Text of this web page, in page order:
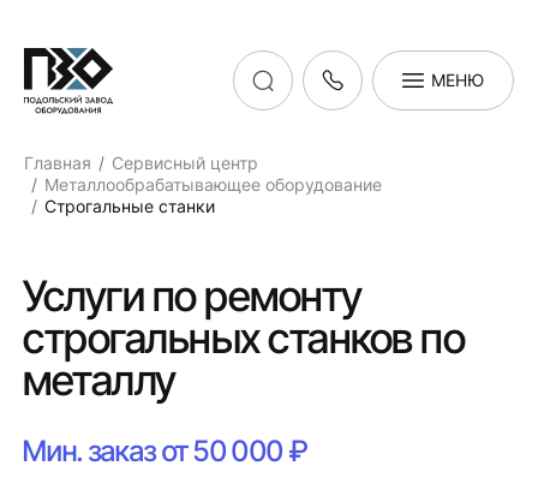
МЕНЮ
Главная
Сервисный центр
Металлообрабатывающее оборудование
Строгальные станки
Услуги по ремонту
строгальных станков по
металлу
Мин. заказ от 50 000 ₽